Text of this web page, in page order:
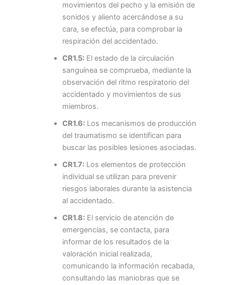
movimientos del pecho y la emisión de
sonidos y aliento acercándose a su
cara, se efectúa, para comprobar la
respiración del accidentado.
CR1.5:El estado de la circulación
sanguínea se comprueba, mediante la
observación del ritmo respiratorio del
accidentado y movimientos de sus
miembros.
CR1.6:Los mecanismos de producción
del traumatismo se identifican para
buscar las posibles lesiones asociadas.
CR1.7:Los elementos de protección
individual se utilizan para prevenir
riesgos laborales durante la asistencia
al accidentado.
CR1.8:El servicio de atención de
emergencias, se contacta, para
informar de los resultados de la
valoración inicial realizada,
comunicando la información recabada,
consultando las maniobras que se